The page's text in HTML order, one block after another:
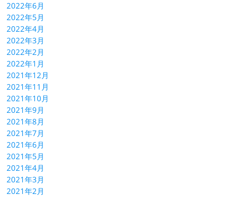
2022年6月
2022年5月
2022年4月
2022年3月
2022年2月
2022年1月
2021年12月
2021年11月
2021年10月
2021年9月
2021年8月
2021年7月
2021年6月
2021年5月
2021年4月
2021年3月
2021年2月